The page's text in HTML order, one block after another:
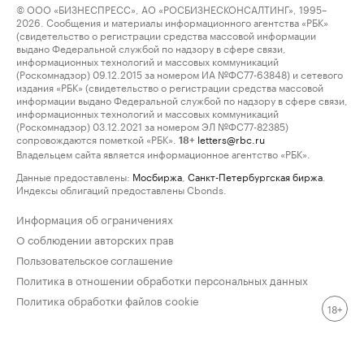
© ООО «БИЗНЕСПРЕСС», АО «РОСБИЗНЕСКОНСАЛТИНГ», 1995–
2026. Сообщения и материалы информационного агентства «РБК»
(свидетельство о регистрации средства массовой информации
выдано Федеральной службой по надзору в сфере связи,
информационных технологий и массовых коммуникаций
(Роскомнадзор) 09.12.2015 за номером ИА №ФС77-63848) и сетевого
издания «РБК» (свидетельство о регистрации средства массовой
информации выдано Федеральной службой по надзору в сфере связи,
информационных технологий и массовых коммуникаций
(Роскомнадзор) 03.12.2021 за номером ЭЛ №ФС77-82385)
сопровождаются пометкой «РБК».
18+ letters@rbc.ru
Владельцем сайта является информационное агентство «РБК».
Данные предоставлены: Мосбиржа Санкт-Петербургская биржа
Индексы облигаций предоставлены Cbonds.
Информация об ограничениях
О соблюдении авторских прав
Пользовательское соглашение
Политика в отношении обработки персональных данных
Политика обработки файлов cookie
18+